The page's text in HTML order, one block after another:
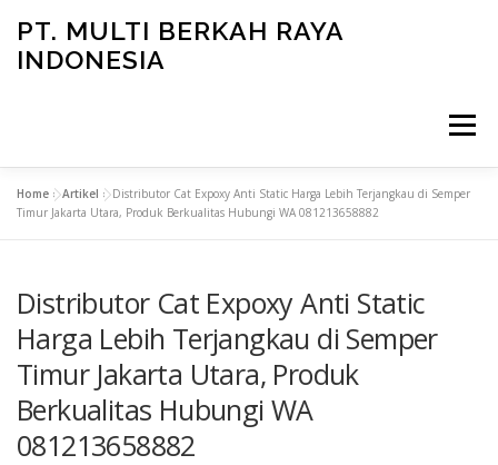
content
PT. MULTI BERKAH RAYA
INDONESIA
Menu
CONTACT
Home »Artikel »Distributor Cat Expoxy Anti Static Harga Lebih Terjangkau di Semper
Timur Jakarta Utara, Produk Berkualitas Hubungi WA 081213658882
Distributor Cat Expoxy Anti Static
Harga Lebih Terjangkau di Semper
Timur Jakarta Utara, Produk
Berkualitas Hubungi WA
081213658882